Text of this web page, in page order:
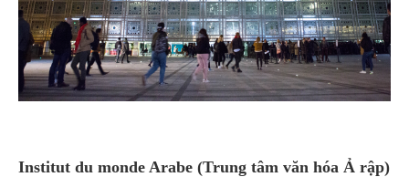
Institut du monde Arabe (Trung tâm văn hóa Ả rập)